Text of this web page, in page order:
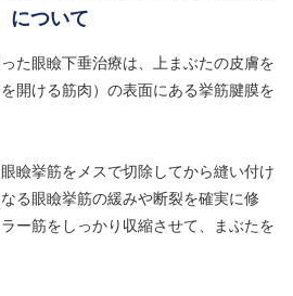
について
た眼瞼下垂治療は、上まぶたの皮膚を
開ける筋肉）の表面にある挙筋腱膜を
瞼挙筋をメスで切除してから縫い付け
る眼瞼挙筋の緩みや断裂を確実に修
ー筋をしっかり収縮させて、まぶたを